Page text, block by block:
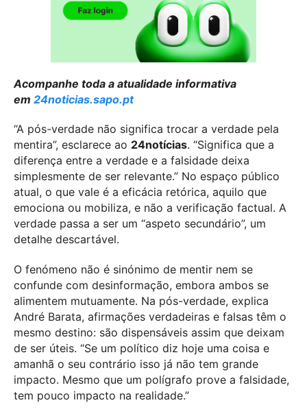
Acompanhe toda a atualidade informativa
em 24noticias.sapo.pt
“A pós-verdade não significa trocar a verdade pela
mentira”, esclarece ao 24notícias. “Significa que a
diferença entre a verdade e a falsidade deixa
simplesmente de ser relevante.” No espaço público
atual, o que vale é a eficácia retórica, aquilo que
emociona ou mobiliza, e não a verificação factual. A
verdade passa a ser um “aspeto secundário”, um
detalhe descartável.
O fenómeno não é sinónimo de mentir nem se
confunde com desinformação, embora ambos se
alimentem mutuamente. Na pós-verdade, explica
André Barata, afirmações verdadeiras e falsas têm o
mesmo destino: são dispensáveis assim que deixam
de ser úteis. “Se um político diz hoje uma coisa e
amanhã o seu contrário isso já não tem grande
impacto. Mesmo que um polígrafo prove a falsidade,
tem pouco impacto na realidade.”